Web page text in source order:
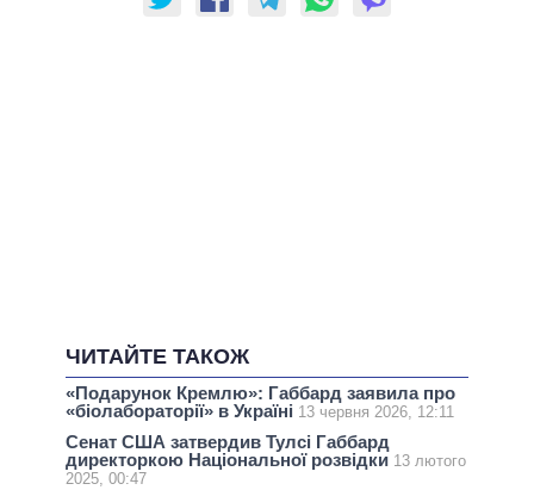
ЧИТАЙТЕ ТАКОЖ
«Подарунок Кремлю»: Габбард заявила про
«біолабораторії» в Україні 13 червня 2026, 12:11
Сенат США затвердив Тулсі Габбард
директоркою Національної розвідки 13 лютого
2025, 00:47